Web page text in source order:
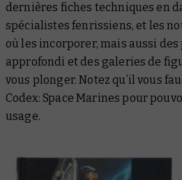
dernières fiches techniques en
spécialistes fenrissiens, et les
où les incorporer, mais aussi des
approfondi et des galeries de
vous plonger. Notez qu’il vous
Codex: Space Marines pour
usage.